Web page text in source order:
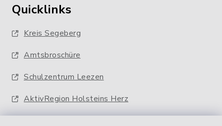
Quicklinks
Kreis Segeberg
Amtsbroschüre
Schulzentrum Leezen
AktivRegion Holsteins Herz